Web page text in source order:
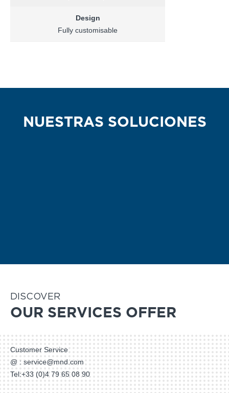
Design
Fully customisable
NUESTRAS SOLUCIONES
DISCOVER
OUR SERVICES OFFER
Customer Service
@ : service@mnd.com
Tel:+33 (0)4 79 65 08 90